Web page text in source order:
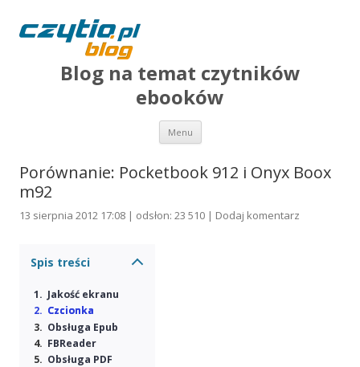
Blog na temat czytników
ebooków
Menu Przejdź do treści
Porównanie: Pocketbook 912 i Onyx Boox
m92
13 sierpnia 2012 17:08 | odsłon: 23 510 | Dodaj komentarz
Spis treści
Jakość ekranu
Czcionka
Obsługa Epub
FBReader
Obsługa PDF